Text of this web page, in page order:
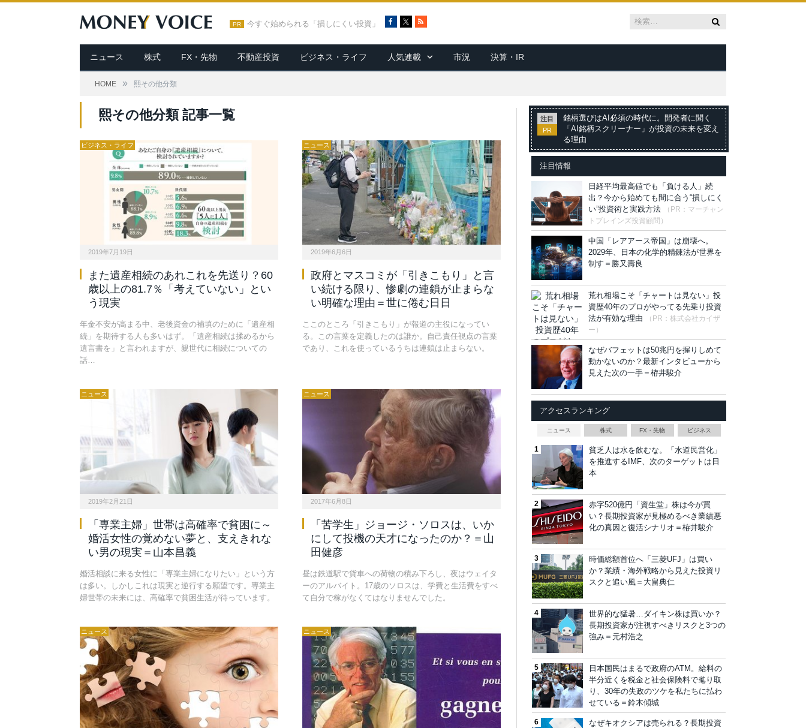
PR 今すぐ始められる「損しにくい投資」
c
e
b
R
S
ニュース 株式 FX・先物 不動産投資 ビジネス・ライフ 人気連載 市況 決算・IR
HOME » 熙その他分類
熙その他分類 記事一覧
ビジネス・ライフ
2019年7月19日
また遺産相続のあれこれを先送り？60
歳以上の81.7％「考えていない」とい
う現実
年金不安が高まる中、老後資金の補填のために「遺産相
続」を期待する人も多いはず。「遺産相続は揉めるから
遺言書を」と言われますが、親世代に相続についての
話…
ニュース
2019年6月6日
政府とマスコミが「引きこもり」と言
い続ける限り、惨劇の連鎖が止まらな
い明確な理由＝世に倦む日日
ここのところ「引きこもり」が報道の主役になってい
る。この言葉を定義したのは誰か。自己責任視点の言葉
であり、これを使っているうちは連鎖は止まらない。
ニュース
2019年2月21日
「専業主婦」世帯は高確率で貧困に～
婚活女性の覚めない夢と、支えきれな
い男の現実＝山本昌義
婚活相談に来る女性に「専業主婦になりたい」という方
は多い。しかしこれは現実と逆行する願望です。専業主
婦世帯の未来には、高確率で貧困生活が待っています。
ニュース
2017年6月8日
「苦学生」ジョージ・ソロスは、いか
にして投機の天才になったのか？＝山
田健彦
昼は鉄道駅で貨車への荷物の積み下ろし、夜はウェイタ
ーのアルバイト。17歳のソロスは、学費と生活費をすべ
て自分で稼がなくてはなりませんでした。
ニュース ニュース
注目
PR
銘柄選びはAI必須の時代に。開発者に聞く
「AI銘柄スクリーナー」が投資の未来を変え
る理由
注目情報
日経平均最高値でも「負ける人」続
出？今から始めても間に合う“損しにく
い”投資術と実践方法
（PR：マーチャン
トブレインズ投資顧問）
中国「レアアース帝国」は崩壊へ。
2029年、日本の化学的精錬法が世界を
制す＝勝又壽良
荒れ相場こそ「チャートは見ない」投
資歴40年のプロがやってる先乗り投資
法が有効な理由
（PR：株式会社カイザ
ー）
なぜバフェットは50兆円を握りしめて
動かないのか？最新インタビューから
見えた次の一手＝栫井駿介
アクセスランキング
ニュース 株式 FX・先物 ビジネス
貧乏人は水を飲むな。「水道民営化」
を推進するIMF、次のターゲットは日
本
赤字520億円「資生堂」株は今が買
い？長期投資家が見極めるべき業績悪
化の真因と復活シナリオ＝栫井駿介
時価総額首位へ「三菱UFJ」は買い
か？業績・海外戦略から見えた投資リ
スクと追い風＝大畠典仁
世界的な猛暑…ダイキン株は買いか？
長期投資家が注視すべきリスクと3つの
強み＝元村浩之
日本国民はまるで政府のATM。給料の
半分近くを税金と社会保険料で毟り取
り、30年の失政のツケを私たちに払わ
せている＝鈴木傾城
なぜキオクシアは売られる？長期投資